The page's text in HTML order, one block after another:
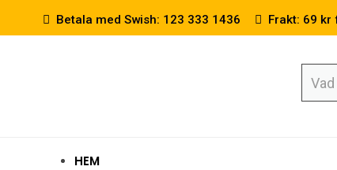
Betala med Swish: 123 333 1436 Frakt: 69
HEM